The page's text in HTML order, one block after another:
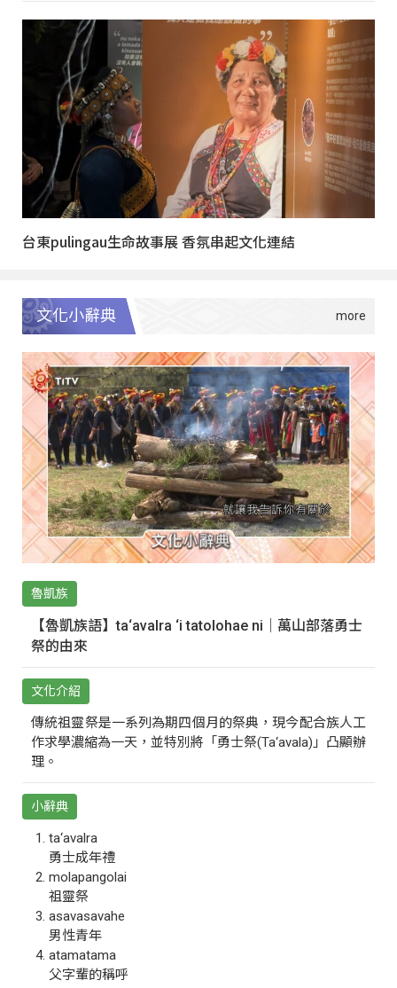
台東pulingau生命故事展 香氛串起文化連結
文化小辭典
魯凱族
【魯凱族語】ta‘avalra ‘i tatolohae ni｜萬山部落勇士
祭的由來
文化介紹
傳統祖靈祭是一系列為期四個月的祭典，現今配合族人工
作求學濃縮為一天，並特別將「勇士祭(Ta‘avala)」凸顯辦
理。
小辭典
ta‘avalra
勇士成年禮
molapangolai
祖靈祭
asavasavahe
男性青年
atamatama
父字輩的稱呼